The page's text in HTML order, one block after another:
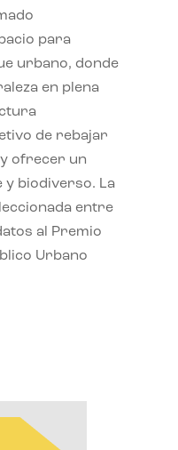
para
urbano, donde
en plena
de rebajar
ofrecer un
y biodiverso. La
entre
al Premio
Urbano